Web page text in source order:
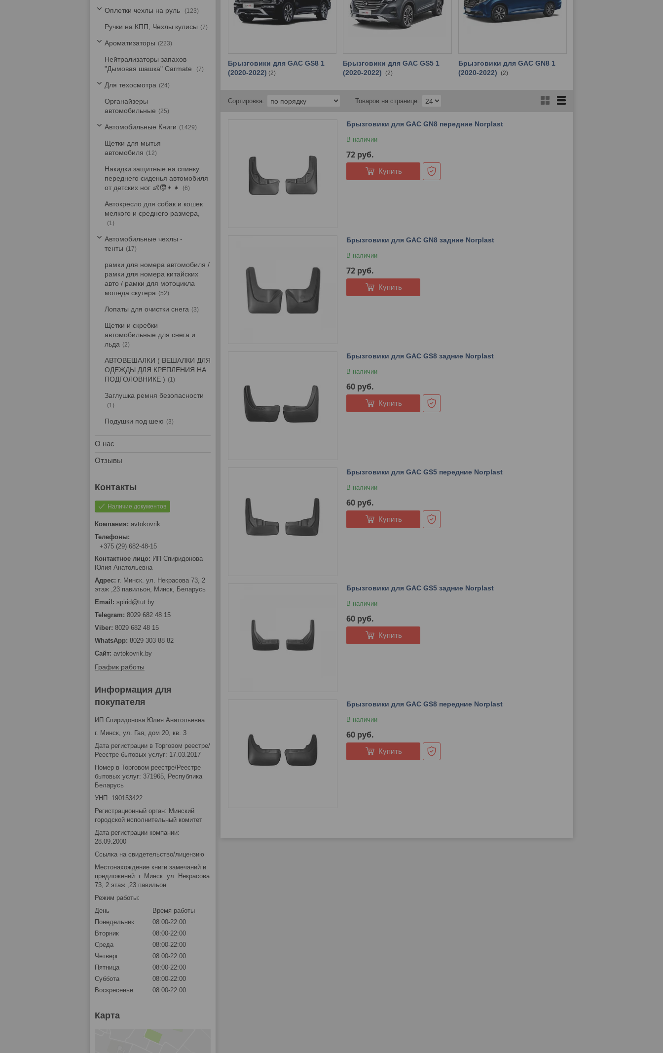
Брызговики для GAC GS8 1
(2020-2022) 2
Брызговики для GAC GS5 1
(2020-2022)
2
Брызговики для GAC GN8 1
(2020-2022)
2
Брызговики для GAC GN8 передние Norplast
В наличии
72 руб.
Купить
Брызговики для GAC GN8 задние Norplast
В наличии
72 руб.
Купить
Брызговики для GAC GS8 задние Norplast
В наличии
60 руб.
Купить
Брызговики для GAC GS5 передние Norplast
В наличии
60 руб.
Купить
Брызговики для GAC GS5 задние Norplast
В наличии
60 руб.
Купить
Брызговики для GAC GS8 передние Norplast
В наличии
60 руб.
Купить
Оплетки чехлы на руль 123
Ручки на КПП, Чехлы кулисы 7
Ароматизаторы 223
Нейтрализаторы запахов
"Дымовая шашка" Carmate
7
Для техосмотра 24
Органайзеры
автомобильные
25
Автомобильные Книги 1429
Щетки для мытья
автомобиля
12
Накидки защитные на спинку
переднего сиденья автомобиля
от детских ног 👶🧒👦👧
6
Автокресло для собак и кошек
мелкого и среднего размера,
1
Автомобильные чехлы -
тенты
17
рамки для номера автомобиля /
рамки для номера китайских
авто / рамки для мотоцикла
мопеда скутера
52
Лопаты для очистки снега 3
Щетки и скребки
автомобильные для снега и
льда
2
АВТОВЕШАЛКИ ( ВЕШАЛКИ ДЛЯ
ОДЕЖДЫ ДЛЯ КРЕПЛЕНИЯ НА
ПОДГОЛОВНИКЕ )
1
Заглушка ремня безопасности
1
Подушки под шею 3
О нас
Отзывы
Наличие документов
avtokovrik
+375 (29) 682-48-15
ИП Спиридонова
Юлия Анатольевна
г. Минск. ул. Некрасова 73, 2
этаж ,23 павильон, Минск, Беларусь
spirid@tut.by
8029 682 48 15
8029 682 48 15
8029 303 88 82
avtokovrik.by
График работы
Информация для
покупателя
ИП Спиридонова Юлия Анатольевна
г. Минск, ул. Гая, дом 20, кв. 3
Дата регистрации в Торговом реестре/
Реестре бытовых услуг: 17.03.2017
Номер в Торговом реестре/Реестре
бытовых услуг: 371965, Республика
Беларусь
УНП: 190153422
Регистрационный орган: Минский
городской исполнительный комитет
Дата регистрации компании:
28.09.2000
Ссылка на свидетельство/лицензию
Местонахождение книги замечаний и
предложений: г. Минск. ул. Некрасова
73, 2 этаж ,23 павильон
Режим работы:
День
Время работы
Понедельник
08:00-22:00
Вторник
08:00-22:00
Среда
08:00-22:00
Четверг
08:00-22:00
Пятница
08:00-22:00
Суббота
08:00-22:00
Воскресенье
08:00-22:00
Карта